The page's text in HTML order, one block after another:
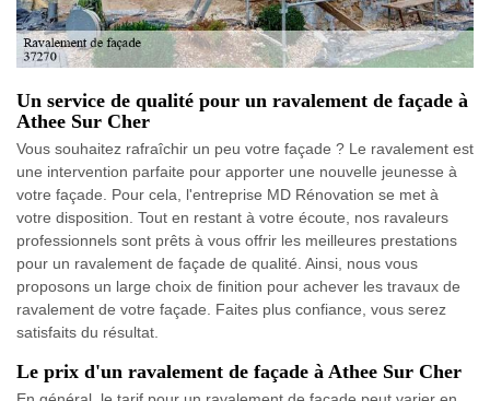
Un service de qualité pour un ravalement de façade à
Athee Sur Cher
Vous souhaitez rafraîchir un peu votre façade ? Le ravalement est
une intervention parfaite pour apporter une nouvelle jeunesse à
votre façade. Pour cela, l'entreprise MD Rénovation se met à
votre disposition. Tout en restant à votre écoute, nos ravaleurs
professionnels sont prêts à vous offrir les meilleures prestations
pour un ravalement de façade de qualité. Ainsi, nous vous
proposons un large choix de finition pour achever les travaux de
ravalement de votre façade. Faites plus confiance, vous serez
satisfaits du résultat.
Le prix d'un ravalement de façade à Athee Sur Cher